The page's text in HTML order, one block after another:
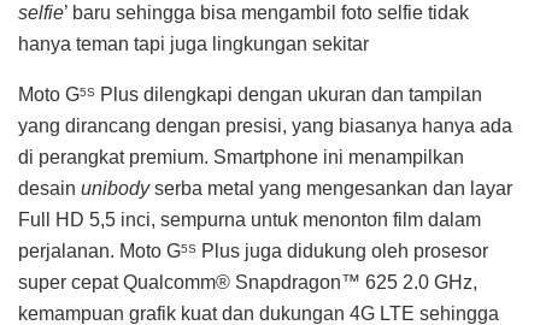
selfie’ baru sehingga bisa mengambil foto selfie tidak
hanya teman tapi juga lingkungan sekitar
Moto G5S
Plus dilengkapi dengan ukuran dan tampilan
yang dirancang dengan presisi, yang biasanya hanya ada
di perangkat premium. Smartphone ini menampilkan
desain unibodyserba metal yang mengesankan dan layar
Full HD 5,5 inci, sempurna untuk menonton film dalam
perjalanan. Moto G5S
Plus juga didukung oleh prosesor
super cepat Qualcomm® Snapdragon™ 625 2.0 GHz,
kemampuan grafik kuat dan dukungan 4G LTE sehingga